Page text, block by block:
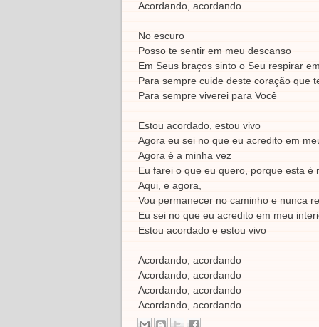
Acordando, acordando
No escuro
Posso te sentir em meu descanso
Em Seus braços sinto o Seu respirar
Para sempre cuide deste coração que
Para sempre viverei para Você
Estou acordado, estou vivo
Agora eu sei no que eu acredito em
Agora é a minha vez
Eu farei o que eu quero, porque esta é
Aqui, e agora,
Vou permanecer no caminho e nunca
Eu sei no que eu acredito em meu
Estou acordado e estou vivo
Acordando, acordando
Acordando, acordando
Acordando, acordando
Acordando, acordando